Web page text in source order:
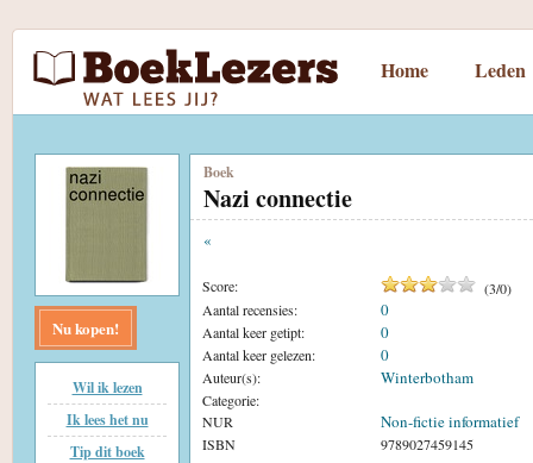
Home Leden
Nu kopen!
Wil ik lezen
Ik lees het nu
Tip dit boek
Boek
Nazi connectie
«
Score: (3/0)
Aantal recensies:
0
Aantal keer getipt: 0
Aantal keer gelezen: 0
Auteur(s): Winterbotham
Categorie:
NUR
Non-fictie informatief
ISBN 9789027459145